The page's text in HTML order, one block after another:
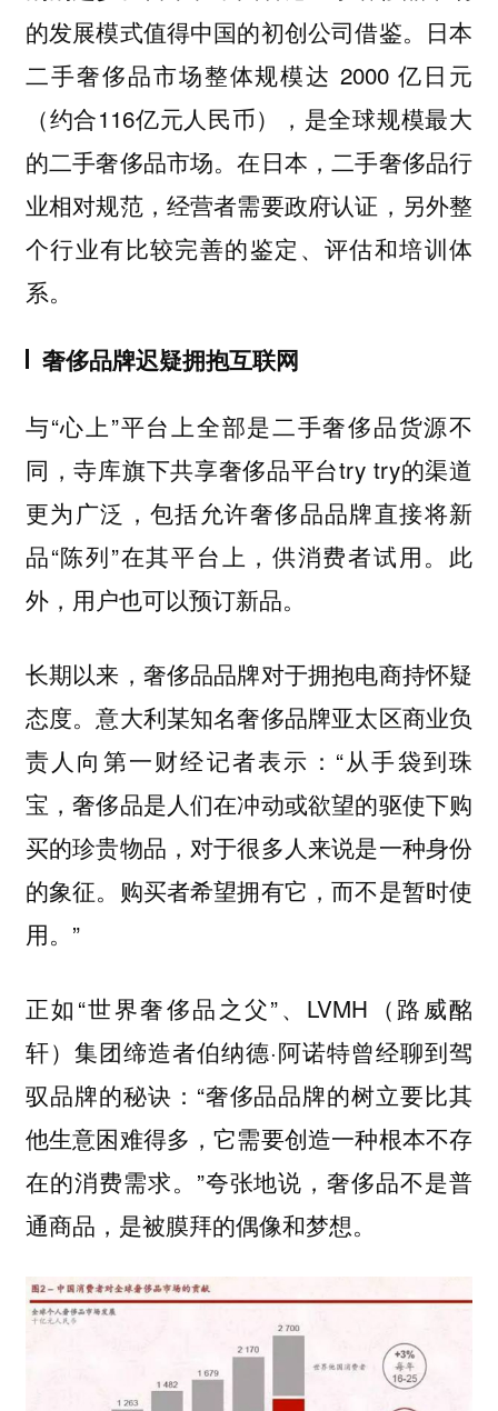
的发展模式值得中国的初创公司借鉴。日本
二手奢侈品市场整体规模达 2000 亿日元
（约合116亿元人民币），是全球规模最大
的二手奢侈品市场。在日本，二手奢侈品行
业相对规范，经营者需要政府认证，另外整
个行业有比较完善的鉴定、评估和培训体
系。
奢侈品牌迟疑拥抱互联网
与“心上”平台上全部是二手奢侈品货源不
同，寺库旗下共享奢侈品平台try try的渠道
更为广泛，包括允许奢侈品品牌直接将新
品“陈列”在其平台上，供消费者试用。此
外，用户也可以预订新品。
长期以来，奢侈品品牌对于拥抱电商持怀疑
态度。意大利某知名奢侈品牌亚太区商业负
责人向第一财经记者表示：“从手袋到珠
宝，奢侈品是人们在冲动或欲望的驱使下购
买的珍贵物品，对于很多人来说是一种身份
的象征。购买者希望拥有它，而不是暂时使
用。”
正如“世界奢侈品之父”、LVMH（路威酩
轩）集团缔造者伯纳德·阿诺特曾经聊到驾
驭品牌的秘诀：“奢侈品品牌的树立要比其
他生意困难得多，它需要创造一种根本不存
在的消费需求。”夸张地说，奢侈品不是普
通商品，是被膜拜的偶像和梦想。